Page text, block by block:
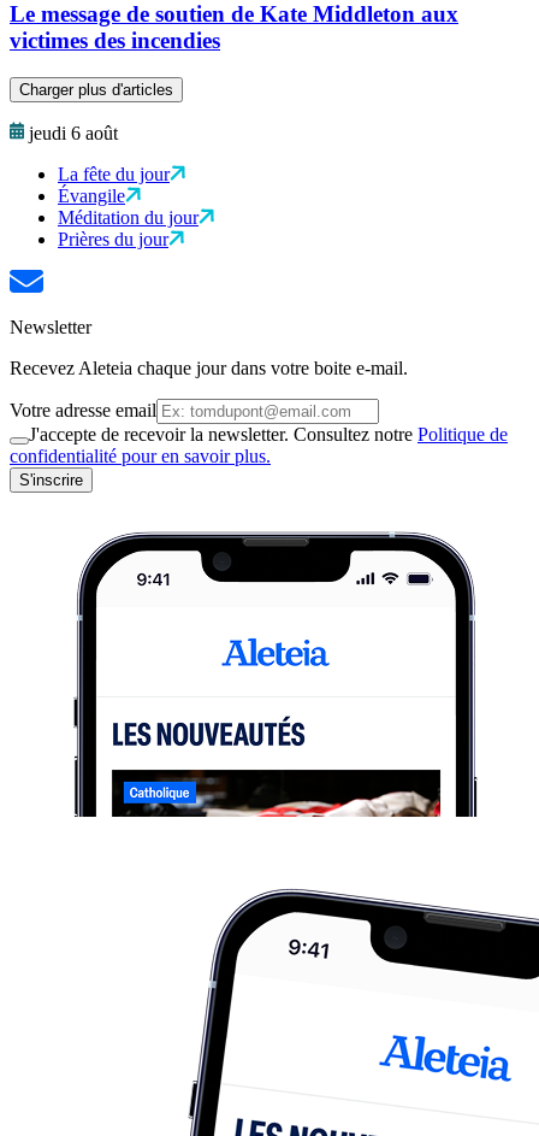
Le message de soutien de Kate Middleton aux
victimes des incendies
Charger plus d'articles
jeudi 6 août
La fête du jour
Évangile
Méditation du jour
Prières du jour
Newsletter
Recevez Aleteia chaque jour dans votre boite e-mail.
Votre adresse email
J'accepte de recevoir la newsletter. Consultez notre Politique de
confidentialité pour en savoir plus.
S'inscrire